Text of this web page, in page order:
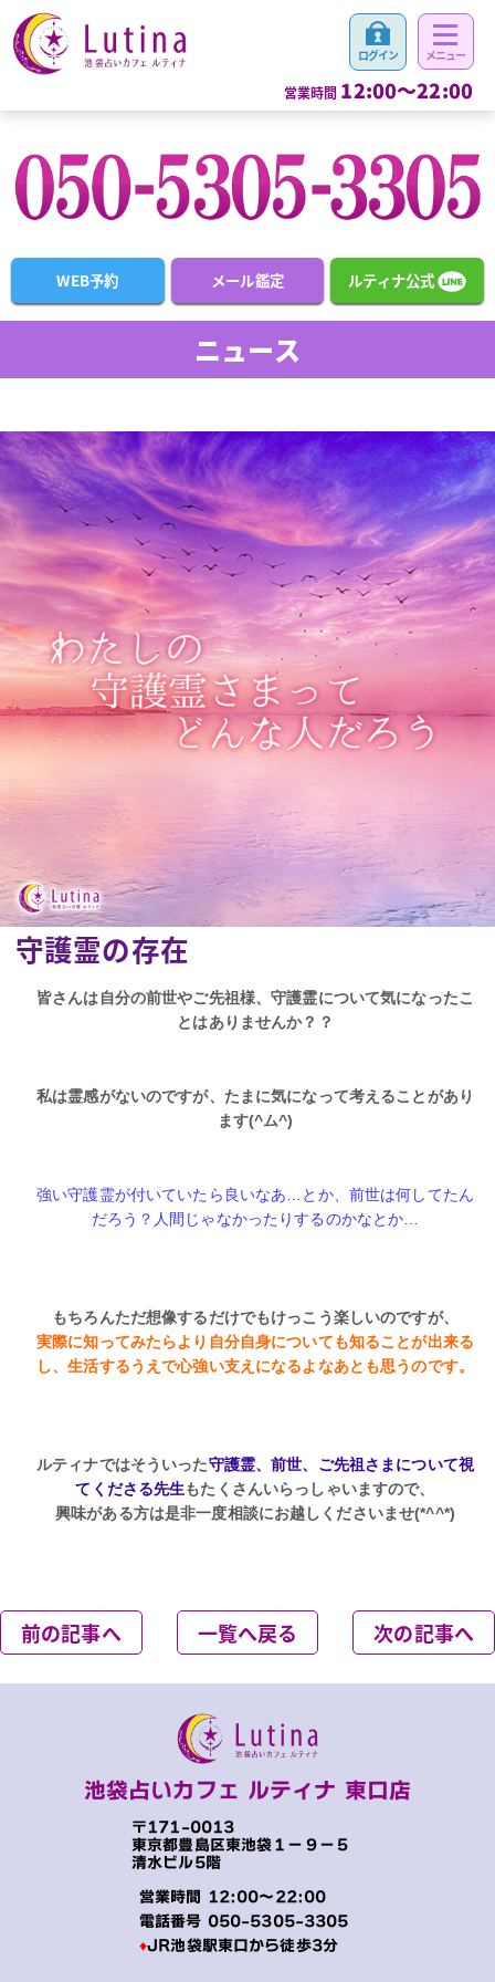
営業時間 12:00～22:00
WEB予約 メール鑑定 ルティナ公式
ニュース
守護霊の存在
皆さんは自分の前世やご先祖様、守護霊について気になったこ
とはありませんか？？
私は霊感がないのですが、たまに気になって考えることがあり
ます(^ム^)
強い守護霊が付いていたら良いなあ…とか、前世は何してたん
だろう？人間じゃなかったりするのかなとか…
もちろんただ想像するだけでもけっこう楽しいのですが、
実際に知ってみたらより自分自身についても知ることが出来る
し、生活するうえで心強い支えになるよなあとも思うのです。
ルティナではそういった守護霊、前世、ご先祖さまについて視
てくださる先生もたくさんいらっしゃいますので、
興味がある方は是非一度相談にお越しくださいませ(*^^*)
前の記事へ 一覧へ戻る 次の記事へ
池袋占いカフェ ルティナ 東口店
〒171-0013
東京都豊島区東池袋１−９−５
清水ビル5階
営業時間 12:00～22:00
電話番号 050-5305-3305
♦JR池袋駅東口から徒歩3分